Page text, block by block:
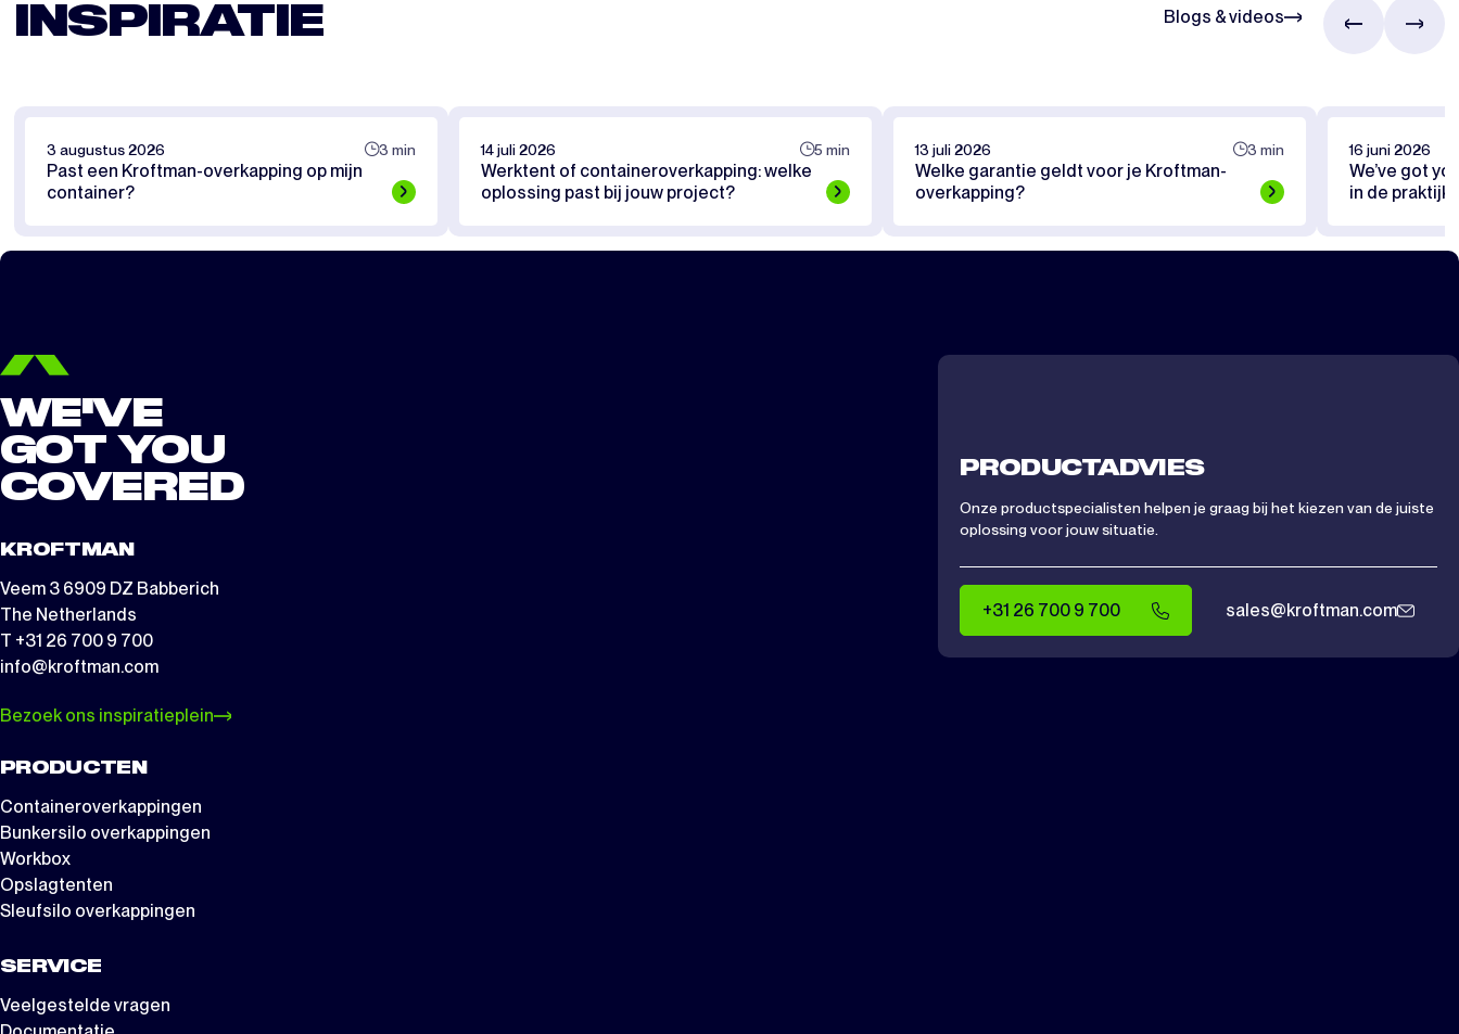
INSPIRATIE Blogs & videos
3 augustus 2026 3 min
Past een Kroftman-overkapping op mijn
container?
14 juli 2026 5 min
Werktent of containeroverkapping: welke
oplossing past bij jouw project?
13 juli 2026 3 min
Welke garantie geldt voor je Kroftman-
overkapping?
16 juni 2026
We’ve got
in de praktijk?
WE'VE
GOT YOU
COVERED
KROFTMAN
Veem 3 6909 DZ Babberich
The Netherlands
T +31 26 700 9 700
info@kroftman.com
Bezoek ons inspiratieplein
PRODUCTEN
Containeroverkappingen
Bunkersilo overkappingen
Workbox
Opslagtenten
Sleufsilo overkappingen
SERVICE
Veelgestelde vragen
PRODUCTADVIES
Onze productspecialisten helpen je graag bij het kiezen van de juiste
oplossing voor jouw situatie.
+31 26 700 9 700 sales@kroftman.com